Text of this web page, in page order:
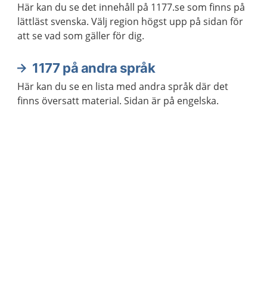
Här kan du se det innehåll på 1177.se som finns på
lättläst svenska. Välj region högst upp på sidan för
att se vad som gäller för dig.
1177 på andra språk
Här kan du se en lista med andra språk där det
finns översatt material. Sidan är på engelska.